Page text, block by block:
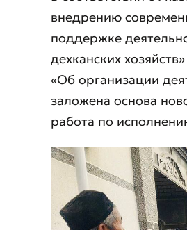
внедрению
поддержке
дехканских
«Об организации
заложена основа
работа по